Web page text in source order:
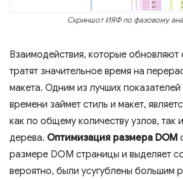
Скриншот ИЯФ по фазовому
Взаимодействия, которые обновляют
тратят значительное время на
макета. Одним из лучших показателей
времени займет стиль и макет,
как по общему количеству узлов, так
дерева. Оптимизация размера DOM
размере DOM страницы и выделяет
вероятно, были усугублены большим